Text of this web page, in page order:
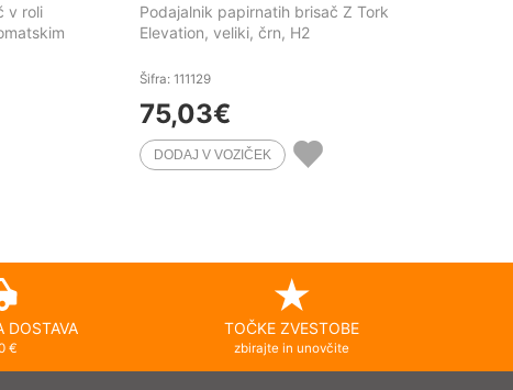
v roli
Podajalnik papirnatih brisač Z Tork
Elevation, veliki, črn, H2
Šifra: 111129
75,03€
DOSTAVA
€
TOČKE ZVESTOBE
zbirajte in unovčite